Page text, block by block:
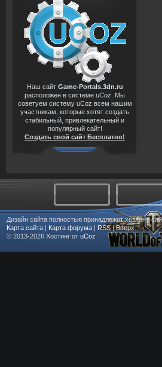
Наш сайт Game-Portals.3dn.ru
расположен в системе uCoz . Мы
советуем систему uCoz всем нашим
участникам, которые хотят создать
стабильный, привлекательный и
популярный сайт!
Создать свой сайт Бесплатно!
Дизайн сайта полностью принадлежит хозяину
Карта сайта | Карта форума | RSS|Вверх
© 2013-2026 Хостинг от uCoz